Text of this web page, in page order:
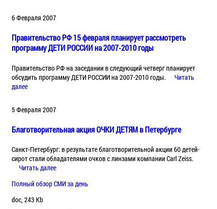
6 Февраля 2007
Правительство РФ 15 февраля планирует рассмотреть
программу ДЕТИ РОССИИ на 2007-2010 годы
Правительство РФ на заседании в следующий четверг планирует
обсудить программу ДЕТИ РОССИИ на 2007-2010 годы.
Читать
далее
5 Февраля 2007
Благотворительная акция ОЧКИ ДЕТЯМ в Петербурге
Санкт-Петербург: в результате благотворительной акции 60 детей-
сирот стали обладателями очков с линзами компании Carl Zeiss.
Читать далее
Полный обзор СМИ за день
doc, 243 Kb